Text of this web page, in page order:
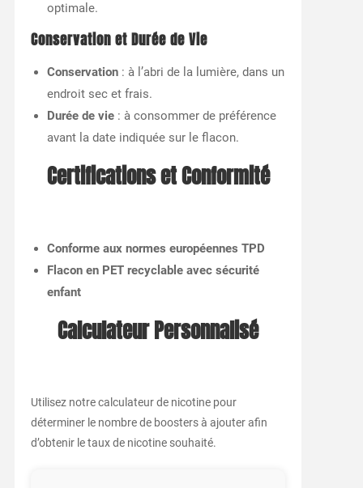
optimale.
Conservation et Durée de Vie
Conservation: à l’abri de la lumière, dans un
endroit sec et frais.
Durée de vie: à consommer de préférence
avant la date indiquée sur le flacon.
Certifications et Conformité
Conforme aux normes européennes TPD
Flacon en PET recyclable avec sécurité
enfant
Calculateur Personnalisé
Utilisez notre calculateur de nicotine pour
déterminer le nombre de boosters à ajouter afin
d’obtenir le taux de nicotine souhaité.